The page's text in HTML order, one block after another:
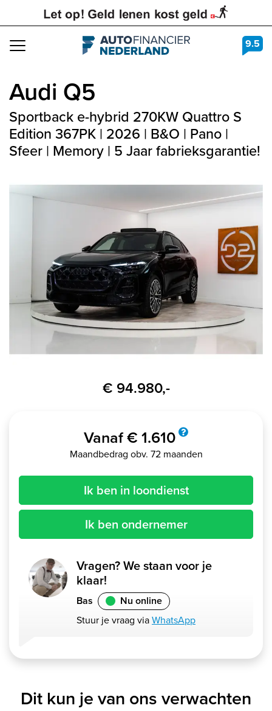
Navigation 9.5
Audi Q5
Sportback e-hybrid 270KW Quattro S
Edition 367PK | 2026 | B&O | Pano |
Sfeer | Memory | 5 Jaar fabrieksgarantie!
€ 94.980,-
Vanaf € 1.610
Maandbedrag obv. 72 maanden
Ik ben in loondienst
Ik ben ondernemer
Vragen? We staan voor je
klaar!
Bas Nu online
Stuur je vraag viaWhatsApp
Dit kun je van ons verwachten